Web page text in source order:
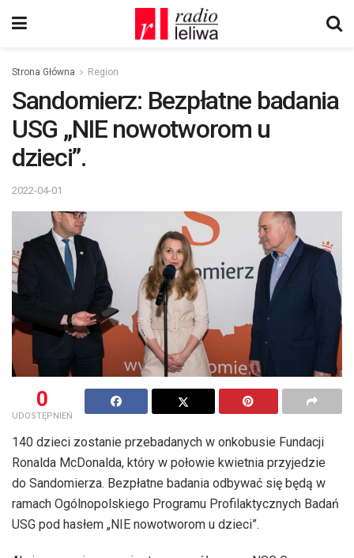
Strona Główna Region
Sandomierz: Bezpłatne badania
USG „NIE nowotworom u
dzieci”.
2022-04-01
0
UDOSTĘPNIEŃ
140 dzieci zostanie przebadanych w onkobusie Fundacji
Ronalda McDonalda, który w połowie kwietnia przyjedzie
do Sandomierza. Bezpłatne badania odbywać się będą w
ramach Ogólnopolskiego Programu Profilaktycznych Badań
USG pod hasłem „NIE nowotworom u dzieci”.